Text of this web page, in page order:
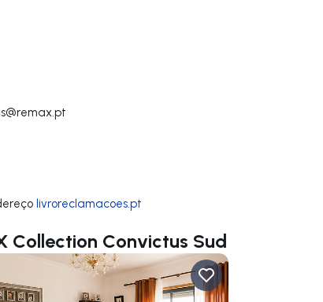
livroreclamacoes.pt
Collection Convictus Sud